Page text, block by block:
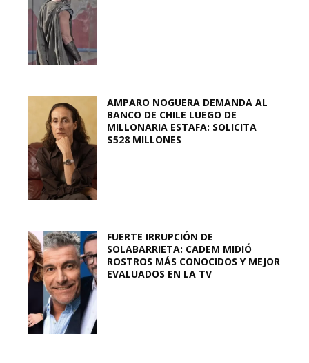
AMPARO NOGUERA DEMANDA AL
BANCO DE CHILE LUEGO DE
MILLONARIA ESTAFA: SOLICITA
$528 MILLONES
FUERTE IRRUPCIÓN DE
SOLABARRIETA: CADEM MIDIÓ
ROSTROS MÁS CONOCIDOS Y MEJOR
EVALUADOS EN LA TV